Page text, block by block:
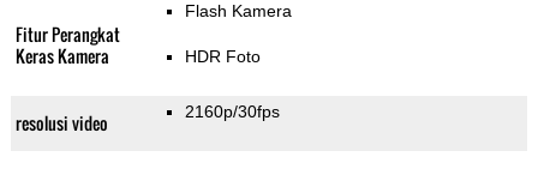
Fitur Perangkat
Keras Kamera
Flash Kamera
HDR Foto
resolusi video 2160p/30fps